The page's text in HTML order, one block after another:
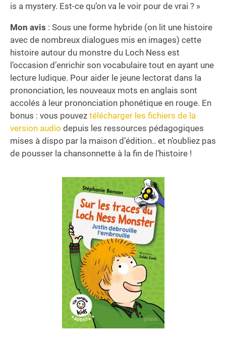
is a mystery. Est-ce qu’on va le voir pour de vrai ? »
Mon avis : Sous une forme hybride (on lit une histoire
avec de nombreux dialogues mis en images) cette
histoire autour du monstre du Loch Ness est
l’occasion d’enrichir son vocabulaire tout en ayant une
lecture ludique. Pour aider le jeune lectorat dans la
prononciation, les nouveaux mots en anglais sont
accolés à leur prononciation phonétique en rouge. En
bonus : vous pouvez télécharger les fichiers de la
version audio depuis les ressources pédagogiques
mises à dispo par la maison d’édition.. et n’oubliez pas
de pousser la chansonnette à la fin de l’histoire !